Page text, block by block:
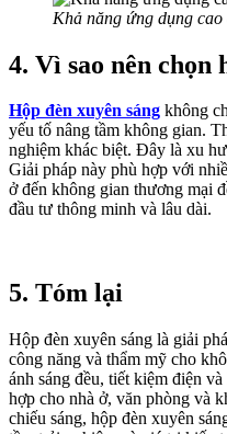
Khả năng ứng dụng
4. Vì sao nên chọn
Hộp đèn xuyên sáng không
yếu tố nâng tầm không gian.
nghiệm khác biệt. Đây là xu
Giải pháp này phù hợp với
ở đến không gian thương mại
đầu tư thông minh và lâu dài.
5. Tóm lại
Hộp đèn xuyên sáng là giải
công năng và thẩm mỹ cho
ánh sáng đều, tiết kiệm điện
hợp cho nhà ở, văn phòng và
chiếu sáng, hộp đèn xuyên